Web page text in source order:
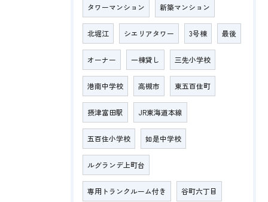
タワーマンション 新築マンション
北堀江 シエリアタワー 3号棟 最後
オーナー 一棟貸し 三先小学校
港南中学校 高槻市 東五百住町
摂津富田駅 JR東海道本線
五百住小学校 如是中学校
ルグランデ上町台
専用トランクルーム付き 谷町六丁目